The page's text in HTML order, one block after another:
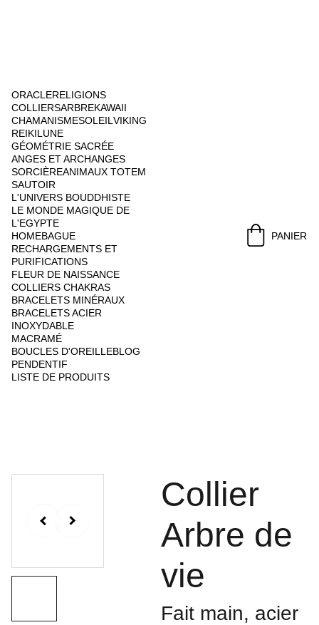
ORACLERELIGIONS
COLLIERSARBREKAWAII
CHAMANISMESOLEIL VIKING
REIKILUNE
GÉOMÉTRIE SACRÉE
ANGES ET ARCHANGES
SORCIÈREANIMAUX TOTEM
SAUTOIR
L'UNIVERS BOUDDHISTE
LE MONDE MAGIQUE DE
L'EGYPTE
HOMEBAGUE
RECHARGEMENTS ET
PURIFICATIONS
FLEUR DE NAISSANCE
COLLIERS CHAKRAS
BRACELETS MINÉRAUX
BRACELETS ACIER
INOXYDABLE
MACRAMÉ
BOUCLES D'OREILLEBLOG
PENDENTIF
LISTE DE PRODUITS
PANIER
Collier
Arbre de
vie
Fait main, acier